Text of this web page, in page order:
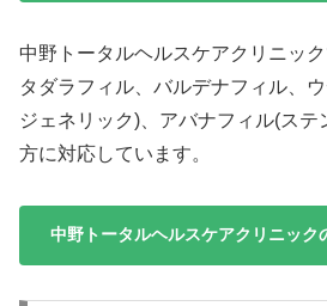
中野トータルヘルスケアクリニッ
タダラフィル、バルデナフィル、
ジェネリック)、アバナフィル(ス
方に対応しています。
中野トータルヘルスケアクリニック